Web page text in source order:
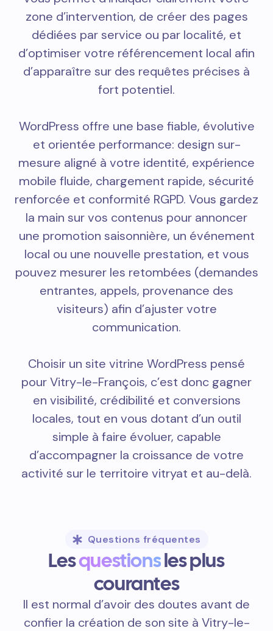
zone d’intervention, de créer des pages
dédiées par service ou par localité, et
d’optimiser votre référencement local afin
d’apparaître sur des requêtes précises à
fort potentiel.
WordPress offre une base fiable, évolutive
et orientée performance: design sur-
mesure aligné à votre identité, expérience
mobile fluide, chargement rapide, sécurité
renforcée et conformité RGPD. Vous gardez
la main sur vos contenus pour annoncer
une promotion saisonnière, un événement
local ou une nouvelle prestation, et vous
pouvez mesurer les retombées (demandes
entrantes, appels, provenance des
visiteurs) afin d’ajuster votre
communication.
Choisir un site vitrine WordPress pensé
pour Vitry-le-François, c’est donc gagner
en visibilité, crédibilité et conversions
locales, tout en vous dotant d’un outil
simple à faire évoluer, capable
d’accompagner la croissance de votre
activité sur le territoire vitryat et au-delà.
Questions fréquentes
Lesquestionsles plus
courantes
Il est normal d’avoir des doutes avant de
confier la création de son site à Vitry-le-